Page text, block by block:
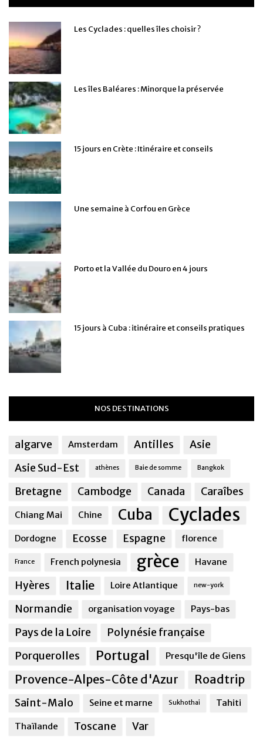
Les Cyclades : quelles îles choisir ?
Les îles Baléares : Minorque la préservée
15 jours en Crète : Itinéraire et conseils
Une semaine à Corfou en Grèce
Porto et la Vallée du Douro en 4 jours
15 jours à Cuba : itinéraire et conseils pratiques
NOS DESTINATIONS
algarve Amsterdam Antilles
Asie
Asie Sud-Est
athènes Baie de somme Bangkok
Bretagne Cambodge Canada Caraîbes
Chiang Mai Chine Cuba Cyclades
Dordogne Ecosse Espagne florence
France French polynesia grèce Havane
Hyères Italie Loire Atlantique new-york
Normandie organisation voyage Pays-bas
Pays de la Loire
Polynésie française
Porquerolles
Portugal Presqu'île de Giens
Provence-Alpes-Côte d'Azur Roadtrip
Saint-Malo Seine et marne Sukhothai Tahiti
Thaïlande Toscane Var